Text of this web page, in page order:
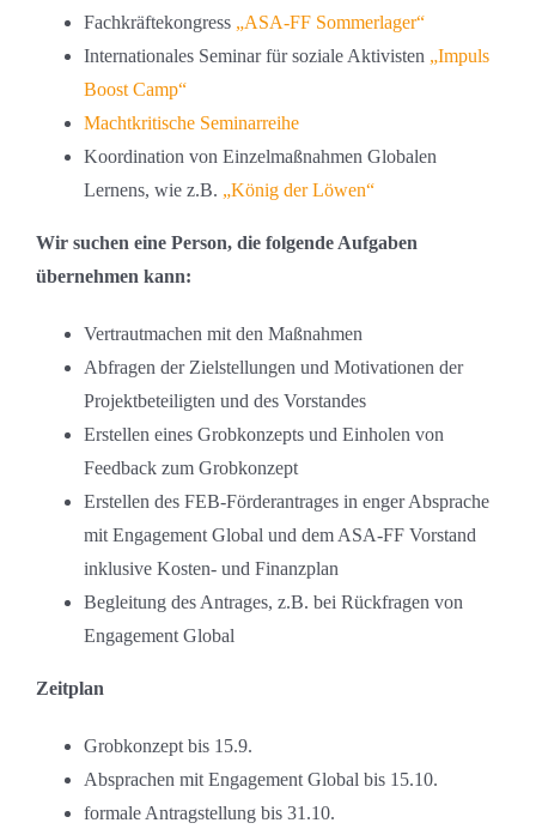
Fachkräftekongress „ASA-FF Sommerlager“
Internationales Seminar für soziale Aktivisten „Impuls
Boost Camp“
Machtkritische Seminarreihe
Koordination von Einzelmaßnahmen Globalen
Lernens, wie z.B. „König der Löwen“
Wir suchen eine Person, die folgende Aufgaben
übernehmen kann:
Vertrautmachen mit den Maßnahmen
Abfragen der Zielstellungen und Motivationen der
Projektbeteiligten und des Vorstandes
Erstellen eines Grobkonzepts und Einholen von
Feedback zum Grobkonzept
Erstellen des FEB-Förderantrages in enger Absprache
mit Engagement Global und dem ASA-FF Vorstand
inklusive Kosten- und Finanzplan
Begleitung des Antrages, z.B. bei Rückfragen von
Engagement Global
Zeitplan
Grobkonzept bis 15.9.
Absprachen mit Engagement Global bis 15.10.
formale Antragstellung bis 31.10.